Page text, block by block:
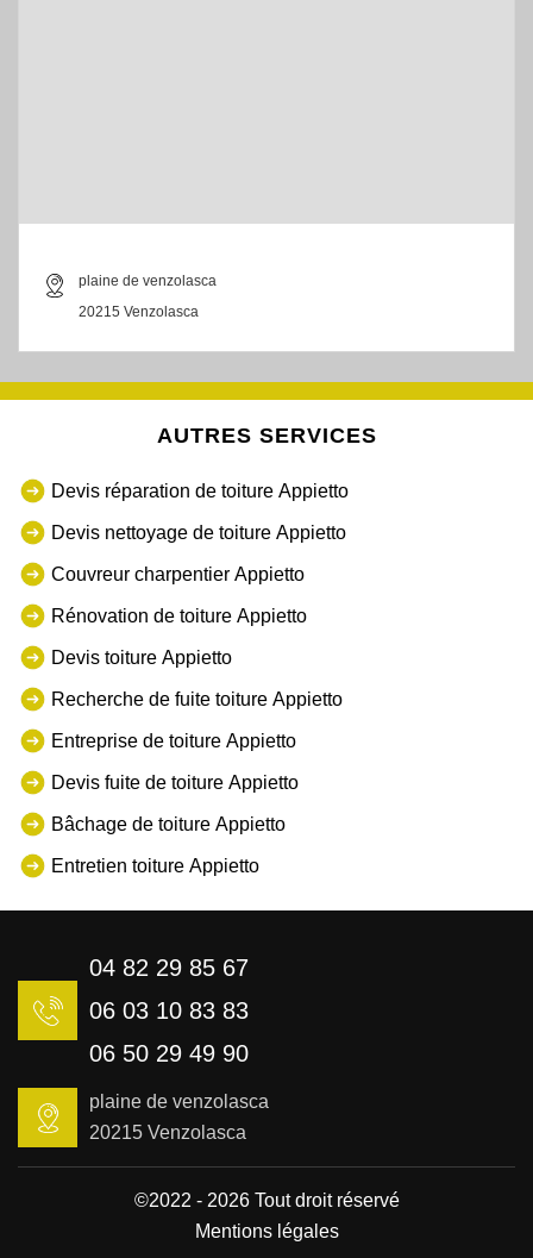
plaine de venzolasca
20215 Venzolasca
AUTRES SERVICES
Devis réparation de toiture Appietto
Devis nettoyage de toiture Appietto
Couvreur charpentier Appietto
Rénovation de toiture Appietto
Devis toiture Appietto
Recherche de fuite toiture Appietto
Entreprise de toiture Appietto
Devis fuite de toiture Appietto
Bâchage de toiture Appietto
Entretien toiture Appietto
04 82 29 85 67
06 03 10 83 83
06 50 29 49 90
plaine de venzolasca
20215 Venzolasca
©2022 - 2026 Tout droit réservé
Mentions légales